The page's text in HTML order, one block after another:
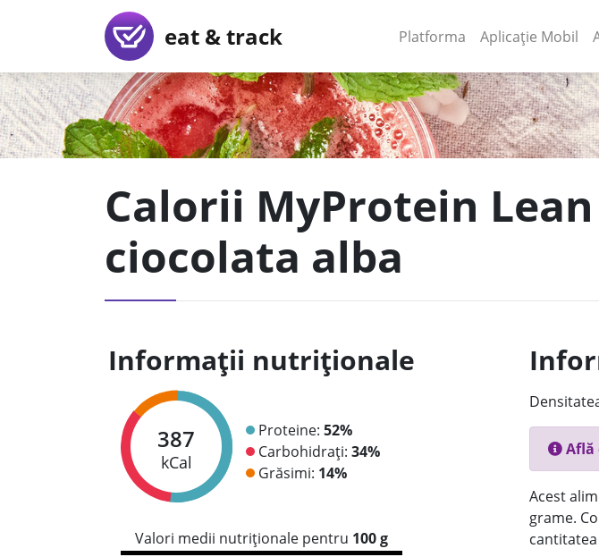
eat & track Platforma (current)
Aplicație Mobil
Calorii MyProtein
ciocolata alba
Informații nutriționale
387
kCal
Proteine: 52%
Carbohidrați: 34%
Grăsimi: 14%
Valori medii nutriționale pentru 100 g
Află
Acest
grame.